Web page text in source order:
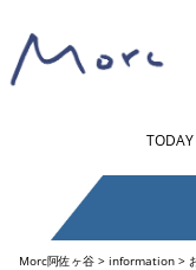
TODAY
Morc阿佐ヶ谷> information>